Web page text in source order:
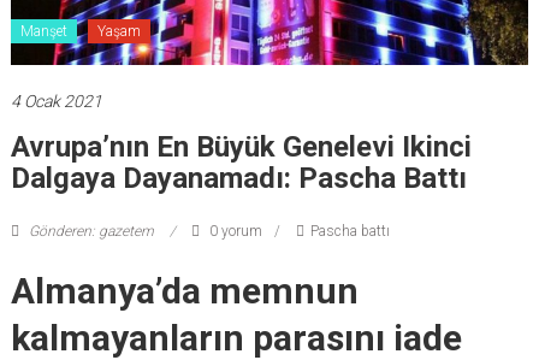
Manşet Yaşam
4 Ocak 2021
Avrupa’nın En Büyük Genelevi Ikinci
Dalgaya Dayanamadı: Pascha Battı
Gönderen: gazetem 0 yorum Pascha battı
Almanya’da memnun
kalmayanların parasını iade